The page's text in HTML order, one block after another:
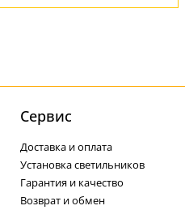
Cервис
Доставка и оплата
Установка светильников
Гарантия и качество
Возврат и обмен